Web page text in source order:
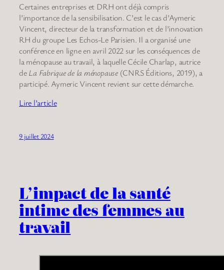
Certaines entreprises et DRH ont déjà compris
l’importance de la sensibilisation. C’est le cas d’Aymeric
Vincent, directeur de la transformation et de l’innovation
RH du groupe Les Echos-Le Parisien. Il a organisé une
conférence en ligne en avril 2022 sur les conséquences de
la ménopause au travail, à laquelle Cécile Charlap, autrice
deLa Fabrique de la ménopause(CNRS Éditions, 2019), a
participé. Aymeric Vincent revient sur cette démarche.
Lire l’article
9 juillet 2024
L’impact de la santé
intime des femmes au
travail